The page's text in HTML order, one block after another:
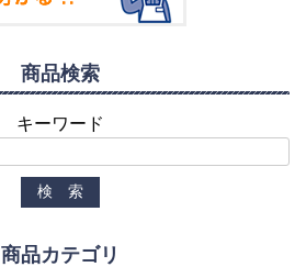
商品検索
キーワード
商品カテゴリ